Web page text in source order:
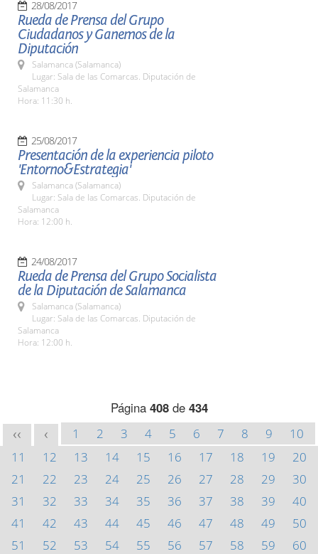
28/08/2017
Rueda de Prensa del Grupo
Ciudadanos y Ganemos de la
Diputación
Salamanca (Salamanca)
Lugar: Sala de las Comarcas. Diputación de
Salamanca
Hora: 11:30 h.
25/08/2017
Presentación de la experiencia piloto
'Entorno&Estrategia'
Salamanca (Salamanca)
Lugar: Sala de las Comarcas. Diputación de
Salamanca
Hora: 12:00 h.
24/08/2017
Rueda de Prensa del Grupo Socialista
de la Diputación de Salamanca
Salamanca (Salamanca)
Lugar: Sala de las Comarcas. Diputación de
Salamanca
Hora: 12:00 h.
Página 408de 434
<< < 1 2 3 4 5 6 7 8 9
10
11
12 13 14 15 16 17 18 19
20
21
22 23 24 25 26 27 28 29
30
31
32 33 34 35 36 37 38 39
40
41
42 43 44 45 46 47 48 49
50
51
52 53 54 55 56 57 58 59
60